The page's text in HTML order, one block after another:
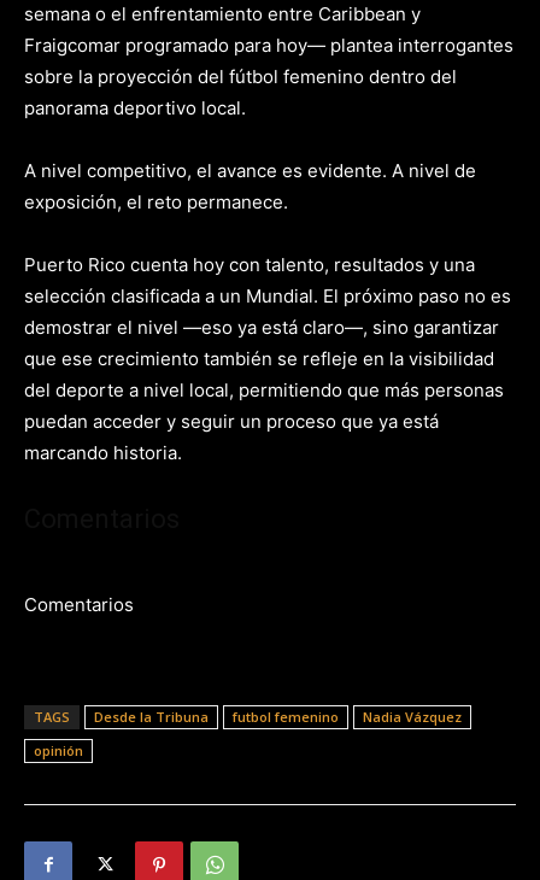
semana o el enfrentamiento entre Caribbean y
Fraigcomar programado para hoy— plantea interrogantes
sobre la proyección del fútbol femenino dentro del
panorama deportivo local.
A nivel competitivo, el avance es evidente. A nivel de
exposición, el reto permanece.
Puerto Rico cuenta hoy con talento, resultados y una
selección clasificada a un Mundial. El próximo paso no es
demostrar el nivel —eso ya está claro—, sino garantizar
que ese crecimiento también se refleje en la visibilidad
del deporte a nivel local, permitiendo que más personas
puedan acceder y seguir un proceso que ya está
marcando historia.
Comentarios
TAGS Desde la Tribuna futbol femenino
Nadia Vázquez
opinión